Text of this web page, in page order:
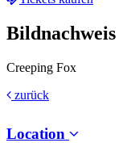
Bildnachweis
Creeping Fox
zurück
Location